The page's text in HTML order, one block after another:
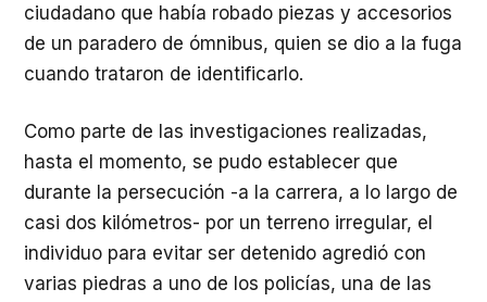
ciudadano que había robado piezas y accesorios
de un paradero de ómnibus, quien se dio a la fuga
cuando trataron de identificarlo.
Como parte de las investigaciones realizadas,
hasta el momento, se pudo establecer que
durante la persecución -a la carrera, a lo largo de
casi dos kilómetros- por un terreno irregular, el
individuo para evitar ser detenido agredió con
varias piedras a uno de los policías, una de las